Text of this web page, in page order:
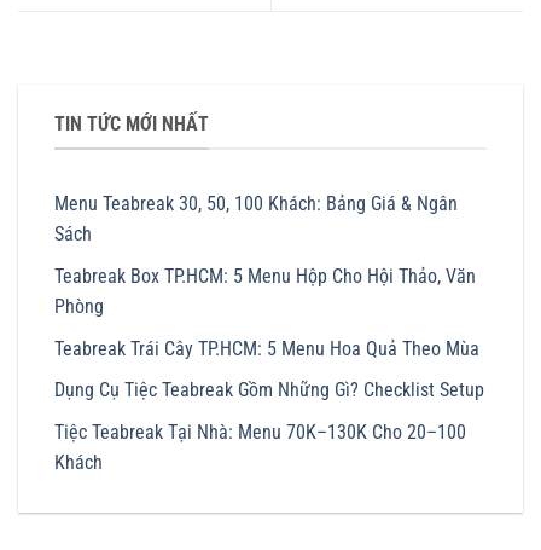
TIN TỨC MỚI NHẤT
Menu Teabreak 30, 50, 100 Khách: Bảng Giá & Ngân
Sách
Teabreak Box TP.HCM: 5 Menu Hộp Cho Hội Thảo, Văn
Phòng
Teabreak Trái Cây TP.HCM: 5 Menu Hoa Quả Theo Mùa
Dụng Cụ Tiệc Teabreak Gồm Những Gì? Checklist Setup
Tiệc Teabreak Tại Nhà: Menu 70K–130K Cho 20–100
Khách